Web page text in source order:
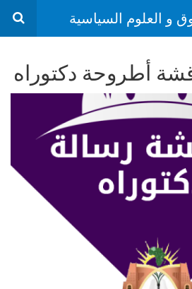
و العلوم السياسية
أطروحة دكتوراه